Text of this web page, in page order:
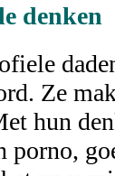
denken
Ze
hun
porno,